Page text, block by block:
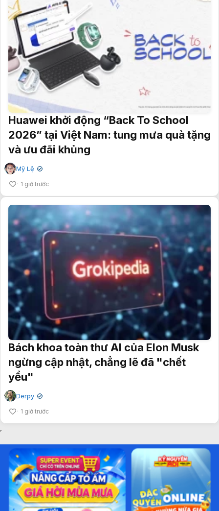
Huawei khởi động “Back To School
2026” tại Việt Nam: tung mưa quà tặng
và ưu đãi khủng
Mỹ Lệ ✔
1 giờ trước
Bách khoa toàn thư AI của Elon Musk
ngừng cập nhật, chẳng lẽ đã "chết
yểu"
Derpy ✔
1 giờ trước